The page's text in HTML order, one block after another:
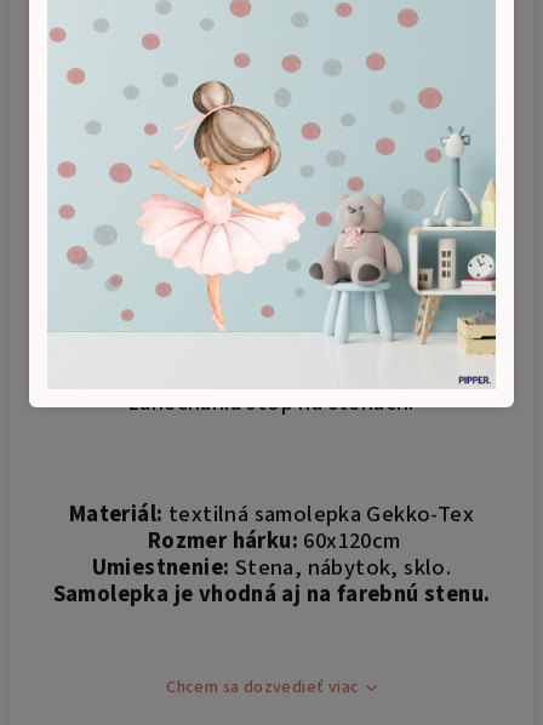
Samolepky sú vyrobené z kvalitného a
odolného textilného materiálu, ľahko sa
aplikujú na hladké aj štrukturované povrchy a
zanechania stôp na stenách.
Materiál: textilná samolepka Gekko-Tex
Rozmer hárku: 60x120cm
Umiestnenie: Stena, nábytok, sklo.
Samolepka je vhodná aj na farebnú stenu.
Chcem sa dozvedieť viac